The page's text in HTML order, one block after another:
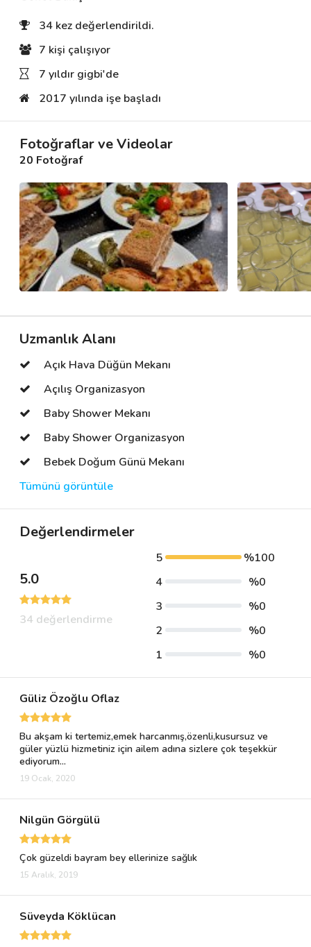
Blog
34 kez değerlendirildi.
7 kişi çalışıyor
7 yıldır gigbi'de
2017 yılında işe başladı
Fotoğraflar ve Videolar
20 Fotoğraf
Uzmanlık Alanı
Açık Hava Düğün Mekanı
Açılış Organizasyon
Baby Shower Mekanı
Baby Shower Organizasyon
Bebek Doğum Günü Mekanı
Tümünü görüntüle
Değerlendirmeler
5.0
34 değerlendirme
5
%100
4
%0
3
%0
2
%0
1
%0
Güliz Özoğlu Oflaz
Bu akşam ki tertemiz,emek harcanmış,özenli,kusursuz ve
güler yüzlü hizmetiniz için ailem adına sizlere çok teşekkür
ediyorum...
19 Ocak, 2020
Nilgün Görgülü
Çok güzeldi bayram bey ellerinize sağlık
15 Aralık, 2019
Süveyda Köklücan